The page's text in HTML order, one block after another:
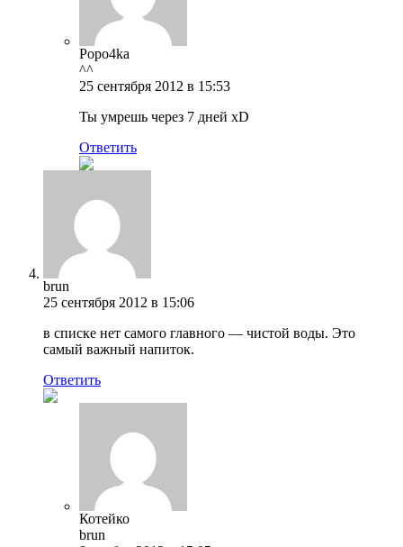
Popo4ka
^^
25 сентября 2012 в 15:53
Ты умрешь через 7 дней xD
Ответить
brun
25 сентября 2012 в 15:06
в списке нет самого главного — чистой воды. Это
самый важный напиток.
Ответить
Котейко
brun